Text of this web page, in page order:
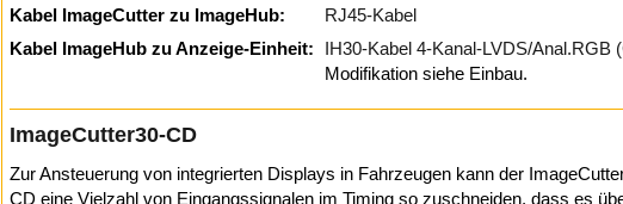
Kabel ImageCutter zu ImageHub:
RJ45-Kabel
Kabel ImageHub zu Anzeige-Einheit:
IH30-Kabel 4-Kanal-LVDS/Anal.RGB
Modifikation siehe Einbau.
ImageCutter30-CD
Zur Ansteuerung von integrierten Displays in Fahrzeugen kann der
CD eine Vielzahl von Eingangssignalen im Timing so zuschneiden, dass es